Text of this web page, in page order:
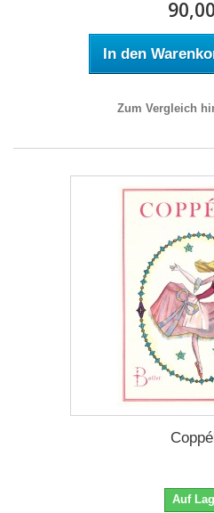
In den
Zum Vergleich
Auf